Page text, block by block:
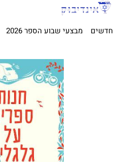
חדשים מבצעי שבוע הספר 2026